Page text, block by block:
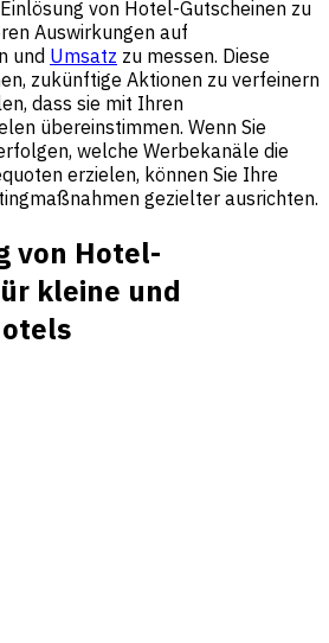
von Hotel-Gutscheinen zu
Auswirkungen auf
und Umsatz zu messen. Diese
zukünftige Aktionen zu verfeinern
dass sie mit Ihren
übereinstimmen. Wenn Sie
welche Werbekanäle die
erzielen, können Sie Ihre
gezielter ausrichten.
von Hotel-
kleine und